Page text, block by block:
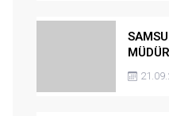
URAS